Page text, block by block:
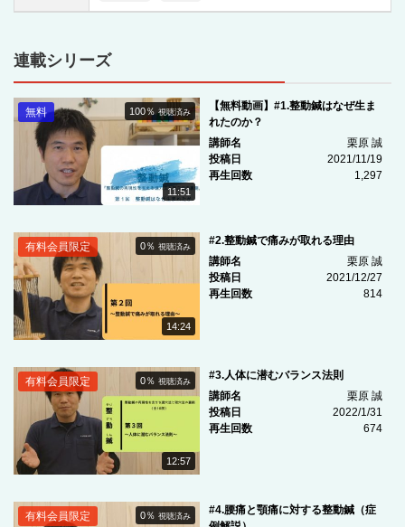
連載シリーズ
11:51
100％視聴済み
無料
【無料動画】#1.整動鍼はなぜ生ま
れたのか？
講師名
栗原 誠
投稿日
2021/11/19
再生回数
1,297
14:24
0％視聴済み
有料会員限定
#2.整動鍼で痛みが取れる理由
講師名
栗原 誠
投稿日
2021/12/27
再生回数
814
12:57
0％視聴済み
有料会員限定
#3.人体に潜むバランス法則
講師名
栗原 誠
投稿日
2022/1/31
再生回数
674
0％視聴済み
有料会員限定
#4.腰痛と顎痛に対する整動鍼（症